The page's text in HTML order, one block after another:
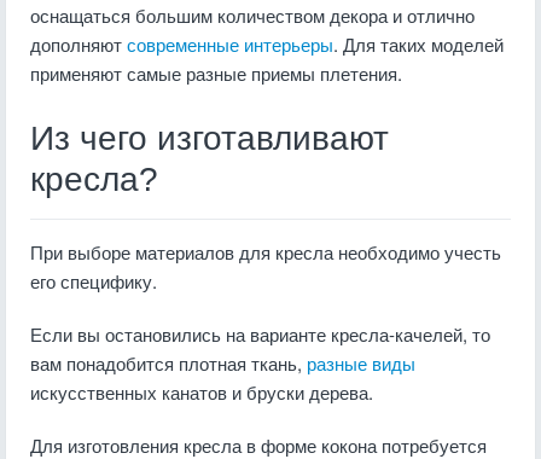
оснащаться большим количеством декора и отлично
дополняютсовременные интерьеры. Для таких моделей
применяют самые разные приемы плетения.
Из чего изготавливают
кресла?
При выборе материалов для кресла необходимо учесть
его специфику.
Если вы остановились на варианте кресла-качелей, то
вам понадобится плотная ткань, разные виды
искусственных канатов и бруски дерева.
Для изготовления кресла в форме кокона потребуется